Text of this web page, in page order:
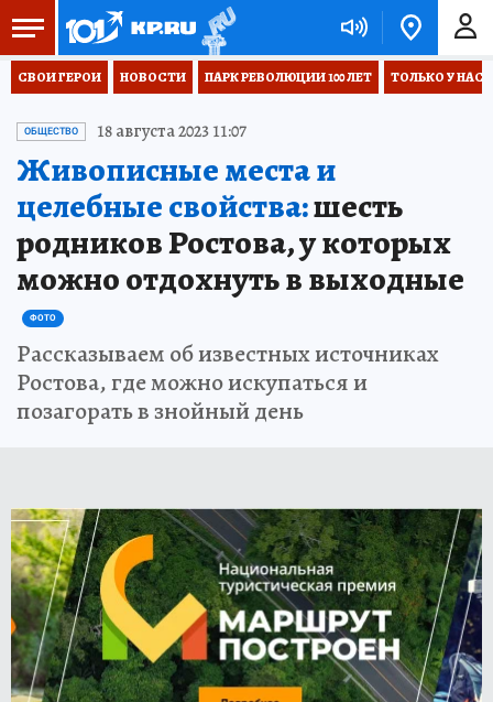
СВОИ ГЕРОИ НОВОСТИ ПАРК РЕВОЛЮЦИИ 100 ЛЕТ ТОЛЬКО У НАС
ОБЩЕСТВО 18 августа 2023 11:07
Живописные места и
целебные свойства:шесть
родников Ростова, у которых
можно отдохнуть в выходные
ФОТО
Рассказываем об известных источниках
Ростова, где можно искупаться и
позагорать в знойный день